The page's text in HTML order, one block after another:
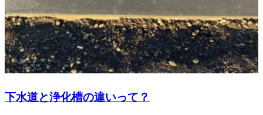
下水道と浄化槽の違いって？